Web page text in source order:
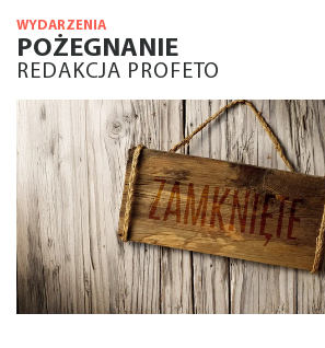
WYDARZENIA
POŻEGNANIE
REDAKCJA PROFETO